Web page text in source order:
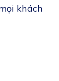
khách